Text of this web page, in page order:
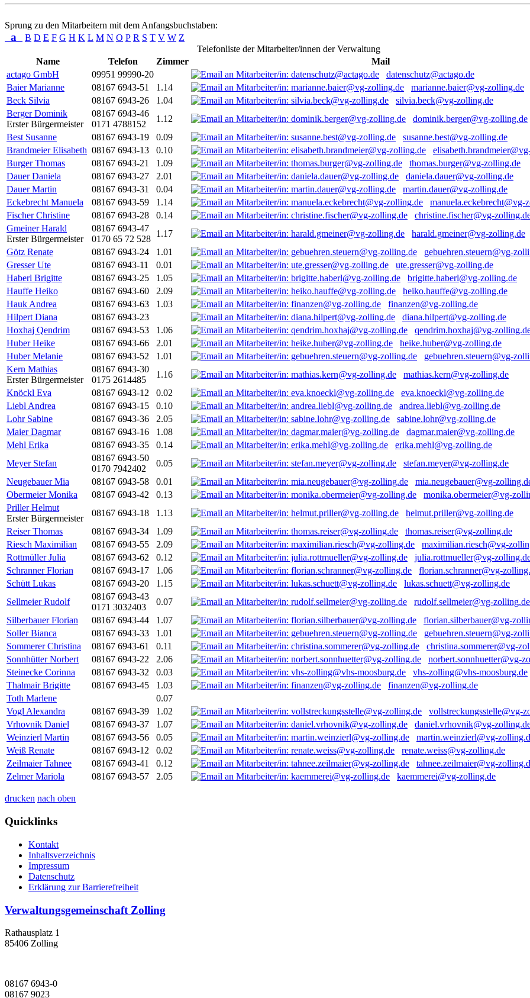
Sprung zu den Mitarbeitern mit dem Anfangsbuchstaben:
a B D E F G H K L M N O P R S T V W Z
Telefonliste der Mitarbeiter/innen der Verwaltung
Name
Telefon Zimmer
Mail
actago GmbH
09951 99990-20
datenschutz@actago.de
Baier Marianne
08167 6943-51 1.14
marianne.baier@vg-zolling.de
Beck Silvia
08167 6943-26 1.04
silvia.beck@vg-zolling.de
Berger Dominik
Erster Bürgermeister
08167 6943-46
0171 4788152
1.12
dominik.berger@vg-zolling.de
Best Susanne
08167 6943-19 0.09
susanne.best@vg-zolling.de
Brandmeier Elisabeth 08167 6943-13 0.10
Burger Thomas
08167 6943-21 1.09
thomas.burger@vg-zolling.de
Dauer Daniela
08167 6943-27 2.01
daniela.dauer@vg-zolling.de
Dauer Martin
08167 6943-31 0.04
martin.dauer@vg-zolling.de
Eckebrecht Manuela
08167 6943-59 1.14
manuela.eckebrecht@vg-
Fischer Christine
08167 6943-28 0.14
christine.fischer@vg-
Gmeiner Harald
Erster Bürgermeister
08167 6943-47
0170 65 72 528
1.17
harald.gmeiner@vg-zolling.de
Götz Renate
08167 6943-24 1.01
gebuehren.steuern@vg-
Gresser Ute
08167 6943-11 0.01
ute.gresser@vg-zolling.de
Haberl Brigitte
08167 6943-25 1.05
brigitte.haberl@vg-zolling.de
Hauffe Heiko
08167 6943-60 2.09
heiko.hauffe@vg-zolling.de
Hauk Andrea
08167 6943-63 1.03
finanzen@vg-zolling.de
Hilpert Diana
08167 6943-23
diana.hilpert@vg-zolling.de
Hoxhaj Qendrim
08167 6943-53 1.06
qendrim.hoxhaj@vg-
Huber Heike
08167 6943-66 2.01
heike.huber@vg-zolling.de
Huber Melanie
08167 6943-52 1.01
gebuehren.steuern@vg-
Kern Mathias
Erster Bürgermeister
08167 6943-30
0175 2614485
1.16
mathias.kern@vg-zolling.de
Knöckl Eva
08167 6943-12 0.02
eva.knoeckl@vg-zolling.de
Liebl Andrea
08167 6943-15 0.10
andrea.liebl@vg-zolling.de
Lohr Sabine
08167 6943-36 2.05
sabine.lohr@vg-zolling.de
Maier Dagmar
08167 6943-16 1.08
dagmar.maier@vg-zolling.de
Mehl Erika
08167 6943-35 0.14
erika.mehl@vg-zolling.de
Meyer Stefan
08167 6943-50
0170 7942402
0.05
stefan.meyer@vg-zolling.de
Neugebauer Mia
08167 6943-58 0.01
mia.neugebauer@vg-
Obermeier Monika
08167 6943-42 0.13
monika.obermeier@vg-
Priller Helmut
Erster Bürgermeister
08167 6943-18 1.13
helmut.priller@vg-zolling.de
Reiser Thomas
08167 6943-34 1.09
thomas.reiser@vg-zolling.de
Riesch Maximilian
08167 6943-55 2.09
maximilian.riesch@vg-
Rottmüller Julia
08167 6943-62 0.12
julia.rottmueller@vg-
Schranner Florian
08167 6943-17 1.06
florian.schranner@vg-
Schütt Lukas
08167 6943-20 1.15
lukas.schuett@vg-zolling.de
Sellmeier Rudolf
08167 6943-43
0171 3032403
0.07
rudolf.sellmeier@vg-zolling.de
Silberbauer Florian
08167 6943-44 1.07
florian.silberbauer@vg-
Soller Bianca
08167 6943-33 1.01
gebuehren.steuern@vg-
Sommerer Christina
08167 6943-61 0.11
christina.sommerer@vg-
Sonnhütter Norbert
08167 6943-22 2.06
norbert.sonnhuetter@vg-
Steinecke Corinna
08167 6943-32 0.03
vhs-zolling@vhs-moosburg.de
Thalmair Brigitte
08167 6943-45 1.03
finanzen@vg-zolling.de
Toth Marlene
0.07
Vogl Alexandra
08167 6943-39 1.02
vollstreckungsstelle@vg-
Vrhovnik Daniel
08167 6943-37 1.07
daniel.vrhovnik@vg-
Weinzierl Martin
08167 6943-56 0.05
martin.weinzierl@vg-
Weiß Renate
08167 6943-12 0.02
renate.weiss@vg-zolling.de
Zeilmaier Tahnee
08167 6943-41 0.12
tahnee.zeilmaier@vg-
Zelmer Mariola
08167 6943-57 2.05 kaemmerei@vg-zolling.de
drucken nach oben
Quicklinks
Kontakt
Inhaltsverzeichnis
Impressum
Datenschutz
Erklärung zur Barrierefreiheit
Verwaltungsgemeinschaft Zolling
Rathausplatz 1
85406 Zolling
08167 6943-0
08167 9023